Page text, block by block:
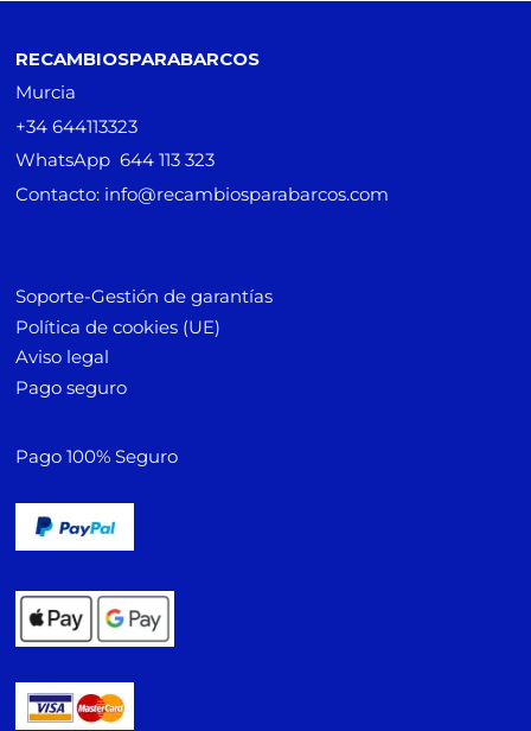
RECAMBIOSPARABARCOS
Murcia
+34 644113323
WhatsApp 644 113 323
Contacto: info@recambiosparabarcos.com
Soporte-Gestión de garantías
Política de cookies (UE)
Aviso legal
Pago seguro
Pago 100% Seguro